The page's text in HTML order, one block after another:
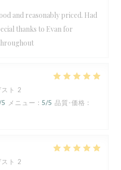
and reasonably priced. Had
thanks to Evan for
ト 2
メニュー : 5/5 品質-価格 :
ト 2